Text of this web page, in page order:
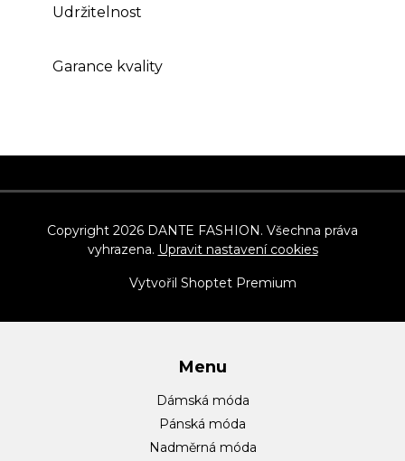
Udržitelnost
Garance kvality
á
í
Vytvořil Shoptet Premium
Copyright 2026 DANTE FASHION. Všechna práva
vyhrazena. Upravit nastavení cookies
Menu
Dámská móda
Pánská móda
Nadměrná móda